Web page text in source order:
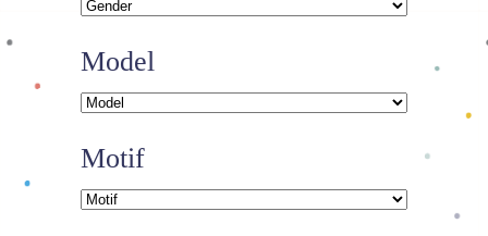
Model
Motif